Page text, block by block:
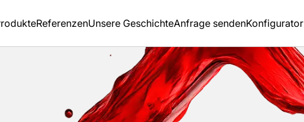
ReferenzenUnsere GeschichteAnfrage sendenKonfigurator